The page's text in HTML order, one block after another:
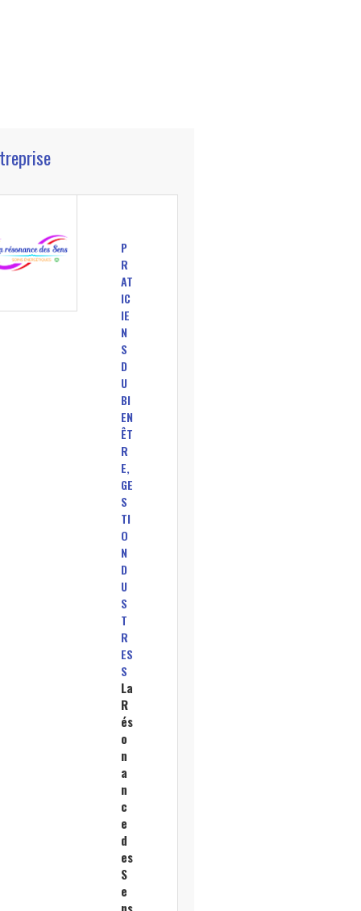
P
R
AT
IC
IE
N
S
D
U
BI
EN
ÊT
R
E,
GE
S
TI
O
N
D
U
S
T
R
ES
S
La
R
és
o
n
a
n
c
e
d
es
S
e